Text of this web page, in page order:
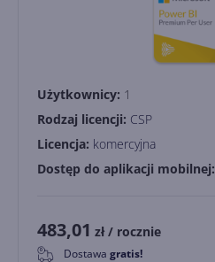
Użytkownicy: 1
Rodzaj licencji: CSP
Licencja: komercyjna
Dostęp do aplikacji mobilnej:
483,01 zł / rocznie
0 Dostawa gratis!